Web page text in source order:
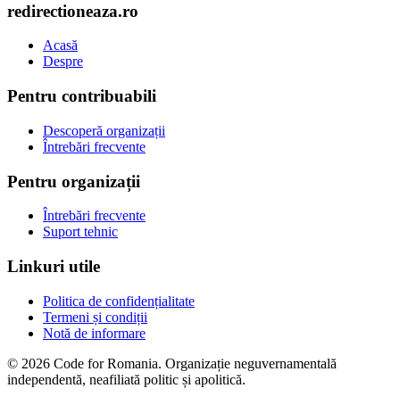
redirectioneaza.ro
Acasă
Despre
Pentru contribuabili
Descoperă organizații
Întrebări frecvente
Pentru organizații
Întrebări frecvente
Suport tehnic
Linkuri utile
Politica de confidențialitate
Termeni și condiții
Notă de informare
© 2026 Code for Romania. Organizație neguvernamentală
independentă, neafiliată politic și apolitică.